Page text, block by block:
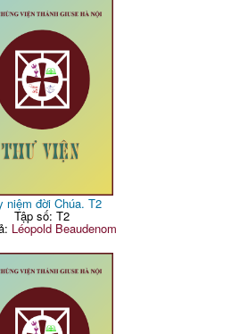
niệm đời Chúa. T2
Tập số: T2
Léopold Beaudenom